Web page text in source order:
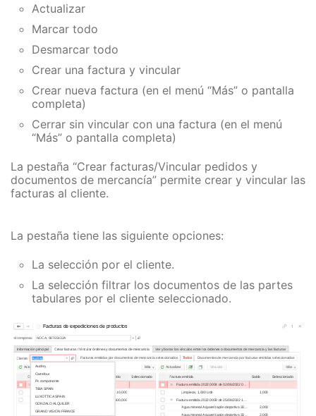
Actualizar
Marcar todo
Desmarcar todo
Crear una factura y vincular
Crear nueva factura (en el menú “Más” o pantalla
completa)
Cerrar sin vincular con una factura (en el menú
“Más” o pantalla completa)
La pestaña “Crear facturas/Vincular pedidos y
documentos de mercancía” permite crear y vincular las
facturas al cliente.
La pestaña tiene las siguiente opciones:
La selección por el cliente.
La selección filtrar los documentos de las partes
tabulares por el cliente seleccionado.